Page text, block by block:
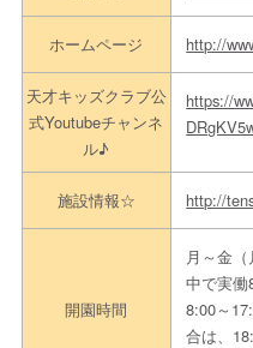
ホームページ http://
天才キッズクラブ公
式Youtubeチャンネ
ル♪
https://
施設情報☆ http://
開園時間
月～金
中で実
8:00～
合は、